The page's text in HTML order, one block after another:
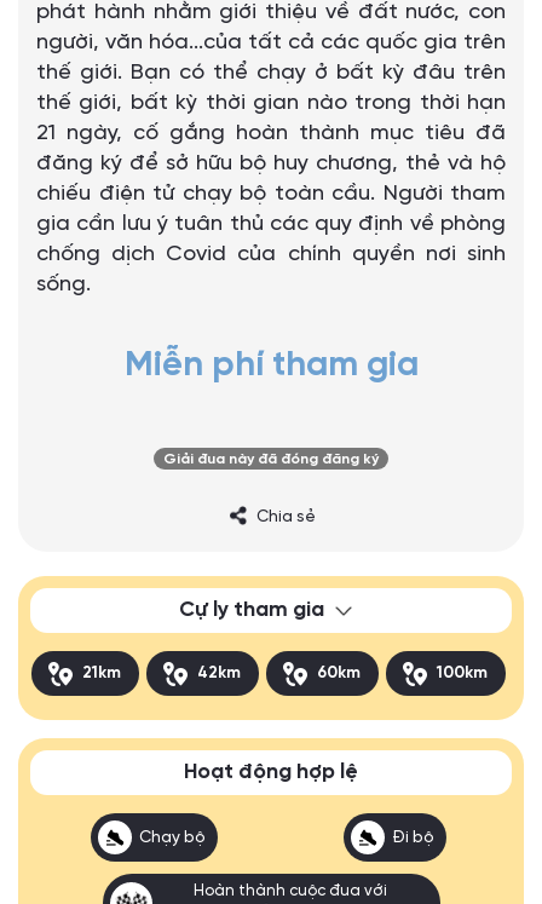
phát hành nhằm giới thiệu về đất nước, con
người, văn hóa...của tất cả các quốc gia trên
thế giới. Bạn có thể chạy ở bất kỳ đâu trên
thế giới, bất kỳ thời gian nào trong thời hạn
21 ngày, cố gắng hoàn thành mục tiêu đã
đăng ký để sở hữu bộ huy chương, thẻ và hộ
chiếu điện tử chạy bộ toàn cầu. Người tham
gia cần lưu ý tuân thủ các quy định về phòng
chống dịch Covid của chính quyền nơi sinh
sống.
Miễn phí tham gia
Giải đua này đã đóng đăng ký
Chia sẻ
Cự ly tham gia
21km 42km 60km 100km
Hoạt động hợp lệ
Chạy bộ Đi bộ
Hoàn thành cuộc đua với